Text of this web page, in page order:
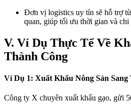
Đơn vị logistics uy tín sẽ hỗ trợ
quan, giúp tối ưu thời gian và chi
V. Ví Dụ Thực Tế Về
Thành Công
Ví Dụ 1: Xuất Khẩu Nông Sản Sang
Công ty X chuyên xuất khẩu gạo, gửi